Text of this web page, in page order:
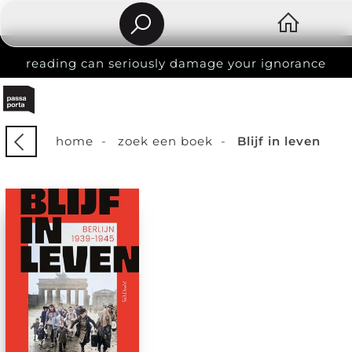
reading can seriously damage your ignorance
home - zoek een boek - Blijf in leven